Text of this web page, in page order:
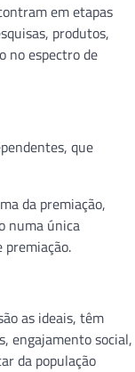
em etapas
produtos,
no espectro de
que
da premiação,
numa única
premiação.
as ideais, têm
engajamento social,
da população